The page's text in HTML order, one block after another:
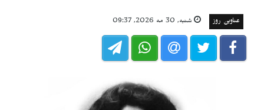
عناوین روز شنبه, 30 مه 2026, 09:37